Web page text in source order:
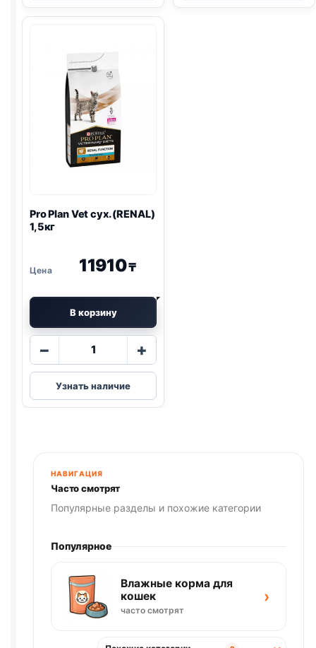
Vet
ЛОСОСЬ)
85г
Vet
Pro PlanVet сух. (RENAL)
1,5кг
11910₸
В корзину
−
Количество
Pro
Plan
Vet
+
Узнать наличие
НАВИГАЦИЯ
Часто смотрят
Популярные разделы и похожие категории
Популярное
Влажные корма для
кошек
часто смотрят
›